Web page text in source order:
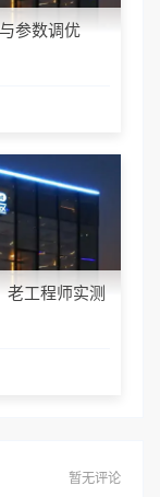
参数调优
工程师实测
暂无评论